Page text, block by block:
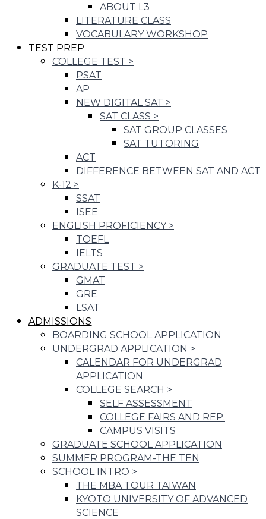
ABOUT L3
LITERATURE CLASS
VOCABULARY WORKSHOP
TEST PREP
COLLEGE TEST >
PSAT
AP
NEW DIGITAL SAT >
SAT CLASS >
SAT GROUP CLASSES
SAT TUTORING
ACT
DIFFERENCE BETWEEN SAT AND ACT
K-12 >
SSAT
ISEE
ENGLISH PROFICIENCY >
TOEFL
IELTS
GRADUATE TEST >
GMAT
GRE
LSAT
ADMISSIONS
BOARDING SCHOOL APPLICATION
UNDERGRAD APPLICATION >
CALENDAR FOR UNDERGRAD
APPLICATION
COLLEGE SEARCH >
SELF ASSESSMENT
COLLEGE FAIRS AND REP.
CAMPUS VISITS
GRADUATE SCHOOL APPLICATION
SUMMER PROGRAM-THE TEN
SCHOOL INTRO >
THE MBA TOUR TAIWAN
KYOTO UNIVERSITY OF ADVANCED
SCIENCE